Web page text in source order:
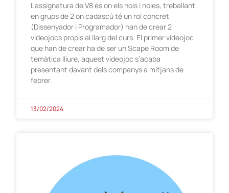
L’assignatura de V8 és on els nois i noies, treballant
en grups de 2 on cadascú té un rol concret
(Dissenyador i Programador) han de crear 2
videojocs propis al llarg del curs. El primer videojoc
que han de crear ha de ser un Scape Room de
temàtica lliure, aquest videojoc s’acaba
presentant davant dels companys a mitjans de
febrer.
13/02/2024